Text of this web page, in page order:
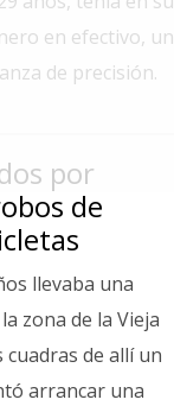
en efectivo, un
de precisión.
por
de
llevaba una
zona de la Vieja
cuadras de allí un
arrancar una